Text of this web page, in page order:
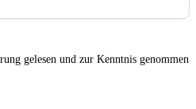
gelesen und zur Kenntnis genommen